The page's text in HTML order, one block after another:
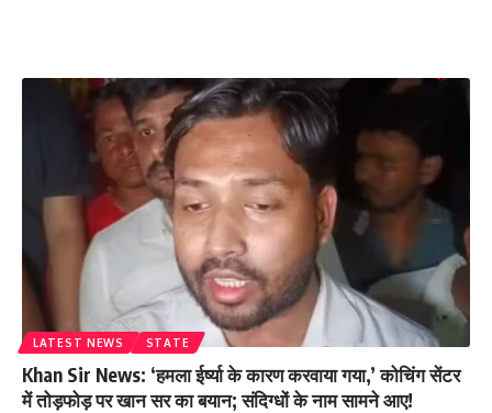
LATEST NEWS STATE
Khan Sir News: ‘हमला ईर्ष्या के कारण करवाया गया,’ कोचिंग सेंटर
में तोड़फोड़ पर खान सर का बयान; संदिग्धों के नाम सामने आए!